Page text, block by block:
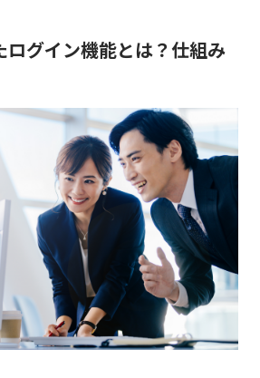
ログイン機能とは？仕組み